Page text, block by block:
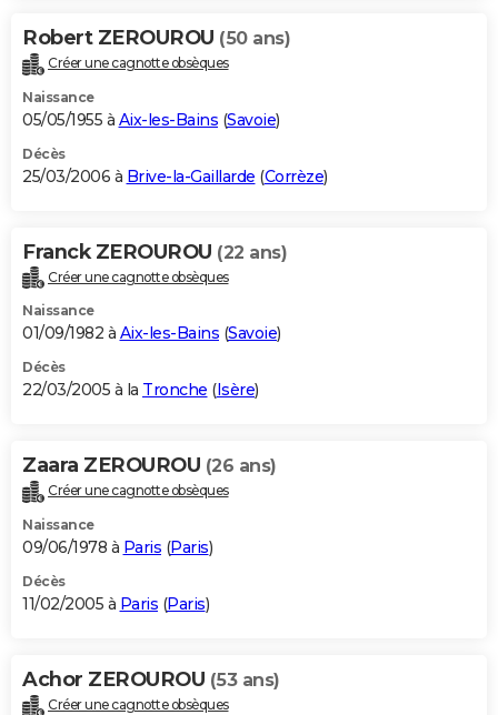
Robert ZEROUROU (50 ans)
Créer une cagnotte obsèques
Naissance
05/05/1955 à Aix-les-Bains (Savoie)
Décès
25/03/2006 à Brive-la-Gaillarde (Corrèze)
Franck ZEROUROU (22 ans)
Créer une cagnotte obsèques
Naissance
01/09/1982 à Aix-les-Bains (Savoie)
Décès
22/03/2005 à la Tronche (Isère)
Zaara ZEROUROU (26 ans)
Créer une cagnotte obsèques
Naissance
09/06/1978 à Paris (Paris)
Décès
11/02/2005 à Paris (Paris)
Achor ZEROUROU (53 ans)
Créer une cagnotte obsèques